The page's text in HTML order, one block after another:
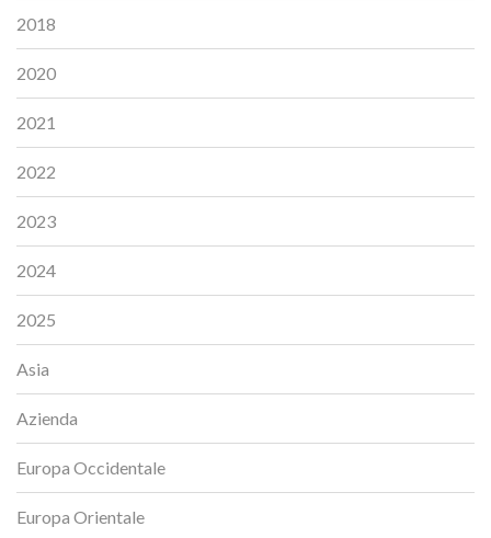
2018
2020
2021
2022
2023
2024
2025
Asia
Azienda
Europa Occidentale
Europa Orientale